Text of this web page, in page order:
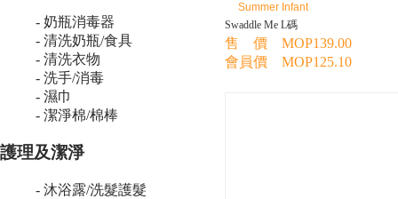
- 奶瓶消毒器
- 清洗奶瓶/食具
- 清洗衣物
- 洗手/消毒
- 濕巾
- 潔淨棉/棉棒
護理及潔淨
- 沐浴露/洗髮護髮
Summer Infant
Swaddle Me L碼
售 價 MOP139.00
會員價 MOP125.10